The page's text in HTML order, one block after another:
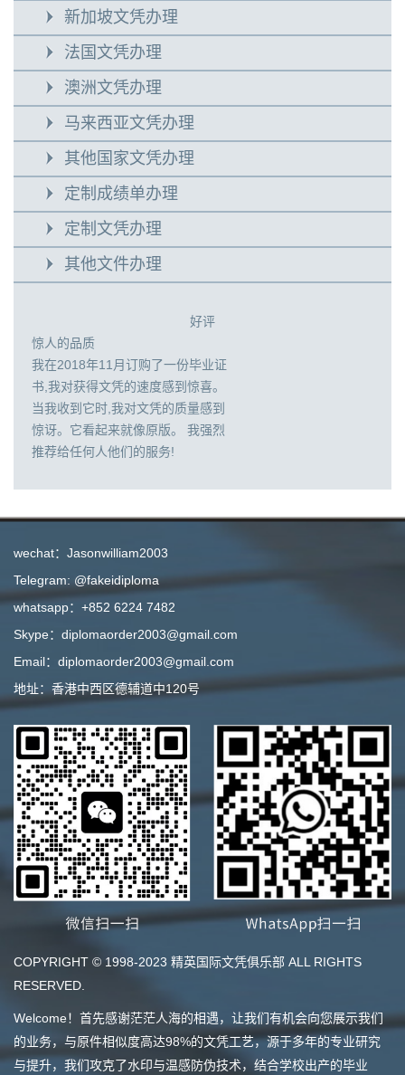
新加坡文凭办理
法国文凭办理
澳洲文凭办理
马来西亚文凭办理
其他国家文凭办理
定制成绩单办理
定制文凭办理
其他文件办理
好评
惊人的品质
我在2018年11月订购了一份毕业证
书,我对获得文凭的速度感到惊喜。
当我收到它时,我对文凭的质量感到
惊讶。它看起来就像原版。 我强烈
推荐给任何人他们的服务!
wechat：Jasonwilliam2003
Telegram: @fakeidiploma
whatsapp：+852 6224 7482
Skype：diplomaorder2003@gmail.com
Email：diplomaorder2003@gmail.com
地址：香港中西区德辅道中120号
COPYRIGHT © 1998-2023 精英国际文凭俱乐部 ALL RIGHTS
RESERVED.
Welcome！首先感谢茫茫人海的相遇，让我们有机会向您展示我们
的业务，与原件相似度高达98%的文凭工艺，源于多年的专业研究
与提升，我们攻克了水印与温感防伪技术，结合学校出产的毕业